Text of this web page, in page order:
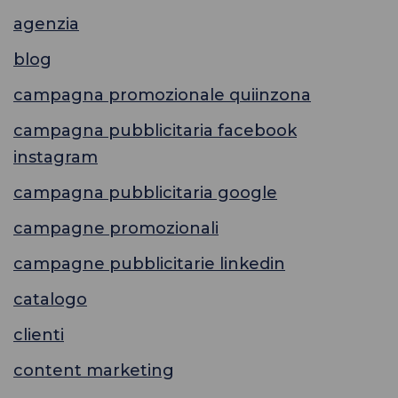
agenzia
blog
campagna promozionale quiinzona
campagna pubblicitaria facebook
instagram
campagna pubblicitaria google
campagne promozionali
campagne pubblicitarie linkedin
catalogo
clienti
content marketing